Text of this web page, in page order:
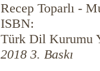
Recep Toparlı -
ISBN:
Türk Dil Kurumu
2018 3. Baskı